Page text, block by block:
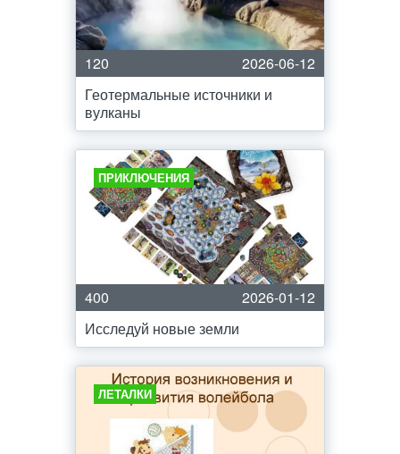
120
2026-06-12
Геотермальные источники и
вулканы
ПРИКЛЮЧЕНИЯ
400
2026-01-12
Исследуй новые земли
ЛЕТАЛКИ